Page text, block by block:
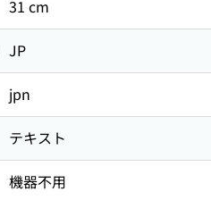
31 cm
JP
jpn
テキスト
機器不用